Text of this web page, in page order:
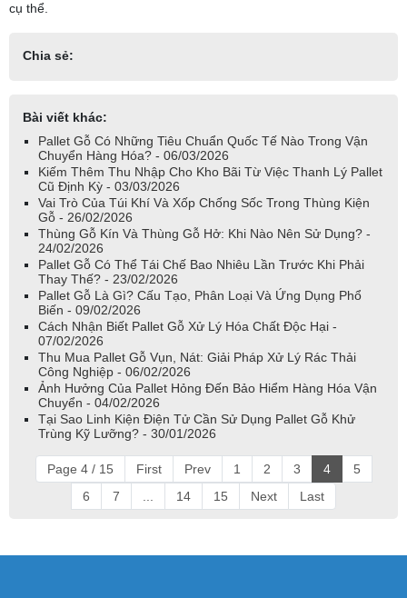
cụ thể.
Chia sẻ:
Bài viết khác:
Pallet Gỗ Có Những Tiêu Chuẩn Quốc Tế Nào Trong Vận
Chuyển Hàng Hóa? - 06/03/2026
Kiếm Thêm Thu Nhập Cho Kho Bãi Từ Việc Thanh Lý Pallet
Cũ Định Kỳ - 03/03/2026
Vai Trò Của Túi Khí Và Xốp Chống Sốc Trong Thùng Kiện
Gỗ - 26/02/2026
Thùng Gỗ Kín Và Thùng Gỗ Hở: Khi Nào Nên Sử Dụng? -
24/02/2026
Pallet Gỗ Có Thể Tái Chế Bao Nhiêu Lần Trước Khi Phải
Thay Thế? - 23/02/2026
Pallet Gỗ Là Gì? Cấu Tạo, Phân Loại Và Ứng Dụng Phổ
Biến - 09/02/2026
Cách Nhận Biết Pallet Gỗ Xử Lý Hóa Chất Độc Hại -
07/02/2026
Thu Mua Pallet Gỗ Vụn, Nát: Giải Pháp Xử Lý Rác Thải
Công Nghiệp - 06/02/2026
Ảnh Hưởng Của Pallet Hỏng Đến Bảo Hiểm Hàng Hóa Vận
Chuyển - 04/02/2026
Tại Sao Linh Kiện Điện Tử Cần Sử Dụng Pallet Gỗ Khử
Trùng Kỹ Lưỡng? - 30/01/2026
Page 4 / 15 First Prev 1 2 3 4
5
6
7 14 15 Next Last